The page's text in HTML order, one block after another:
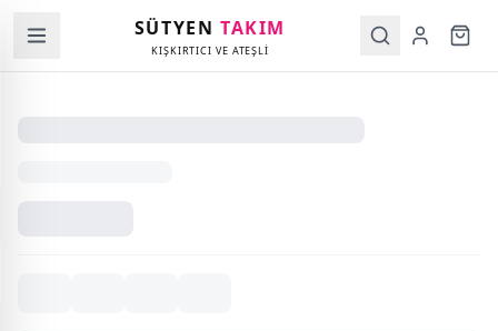
SÜTYENTAKIM
KIŞKIRTICI VE ATEŞLİ